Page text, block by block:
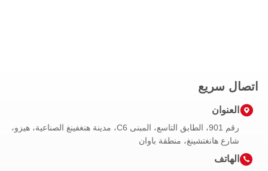
اتصال سريع
العنوان
رقم 901، الطابق التاسع، المبنى C6، مدينة هنغفينغ الصناعية، هيزو،
شارع هانغتشينغ، منطقة باوان
الهاتف